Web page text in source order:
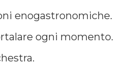
enogastronomiche.
ogni momento.